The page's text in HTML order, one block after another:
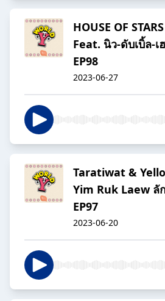
HOUSE OF
Feat. นิว-ดับเบิ้ล-เ
EP98
2023-06-27
Taratiwat &
Yim Ruk Laew ลั
EP97
2023-06-20